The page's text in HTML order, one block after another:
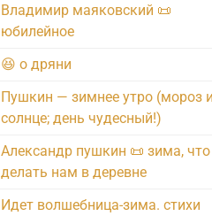
Владимир маяковский 📜
юбилейное
😆 о дряни
Пушкин — зимнее утро (мороз и
солнце; день чудесный!)
Александр пушкин 📜 зима, что
делать нам в деревне
Идет волшебница-зима. стихи